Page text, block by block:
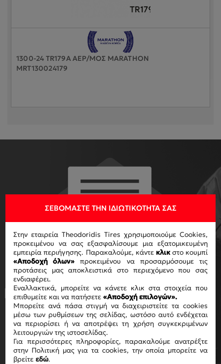
1300-24 TR179A ΑΕΡ/ΜΟΣ MARATHON
MRT130024179
ΓΙΑ ΝΑ ΛΑΜΒΑΝΕΙΣ ΤΟ
NEWSLETTER ΜΑΣ
Με την ολοκλήρωση της αγοράς
αποδέχεστε τους όρους χρήσηςΟΡΟΥΣ
ΧΡΗΣΗΣ .
ΕΓΓΡΑΦΗ
ΣΕΒΌΜΑΣΤΕ ΤΗΝ ΙΔΙΩΤΙΚΌΤΗΤΆ ΣΑΣ
Στην εταιρεία Theodoridis Tires χρησιμοποιούμε Cookies,
προκειμένου να σας εξασφαλίσουμε μια εξατομικευμένη
εμπειρία περιήγησης. Παρακαλούμε, κάντε κλικ στο κουμπί
«Αποδοχή όλων» προκειμένου να προσαρμόσουμε τις
προτάσεις μας αποκλειστικά στο περιεχόμενο που σας
ενδιαφέρει.
Εναλλακτικά, μπορείτε να κάνετε κλικ στα στοιχεία που
επιθυμείτε και να πατήσετε«Αποδοχή επιλογών».
Μπορείτε ανά πάσα στιγμή να διαχειριστείτε τα cookies
μέσω των ρυθμίσεων της σελίδας, ωστόσο αυτό ενδέχεται
να περιορίσει ή να αποτρέψει τη χρήση συγκεκριμένων
λειτουργιών της ιστοσελίδας.
Για περισσότερες πληροφορίες, παρακαλούμε ανατρέξτε
στην Πολιτική μας για τα cookies, την οποία μπορείτε να
βρείτεεδώ.